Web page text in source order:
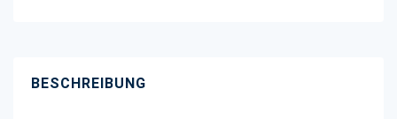
BESCHREIBUNG